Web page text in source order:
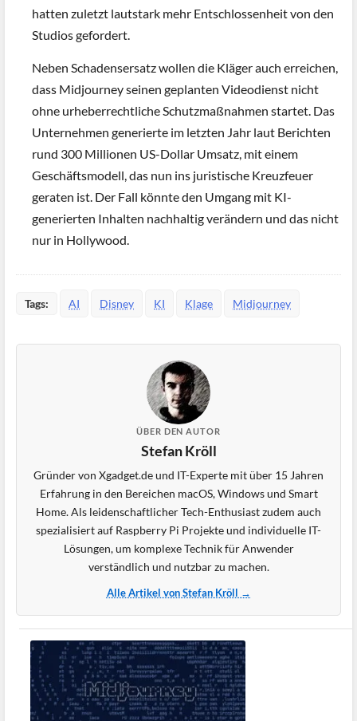
hatten zuletzt lautstark mehr Entschlossenheit von den
Studios gefordert.
Neben Schadensersatz wollen die Kläger auch erreichen,
dass Midjourney seinen geplanten Videodienst nicht
ohne urheberrechtliche Schutzmaßnahmen startet. Das
Unternehmen generierte im letzten Jahr laut Berichten
rund 300 Millionen US-Dollar Umsatz, mit einem
Geschäftsmodell, das nun ins juristische Kreuzfeuer
geraten ist. Der Fall könnte den Umgang mit KI-
generierten Inhalten nachhaltig verändern und das nicht
nur in Hollywood.
Tags: AI Disney KI Klage Midjourney
ÜBER DEN AUTOR
Stefan Kröll
Gründer von Xgadget.de und IT-Experte mit über 15 Jahren
Erfahrung in den Bereichen macOS, Windows und Smart
Home. Als leidenschaftlicher Tech-Enthusiast zudem auch
spezialisiert auf Raspberry Pi Projekte und individuelle IT-
Lösungen, um komplexe Technik für Anwender
verständlich und nutzbar zu machen.
Alle Artikel von Stefan Kröll →